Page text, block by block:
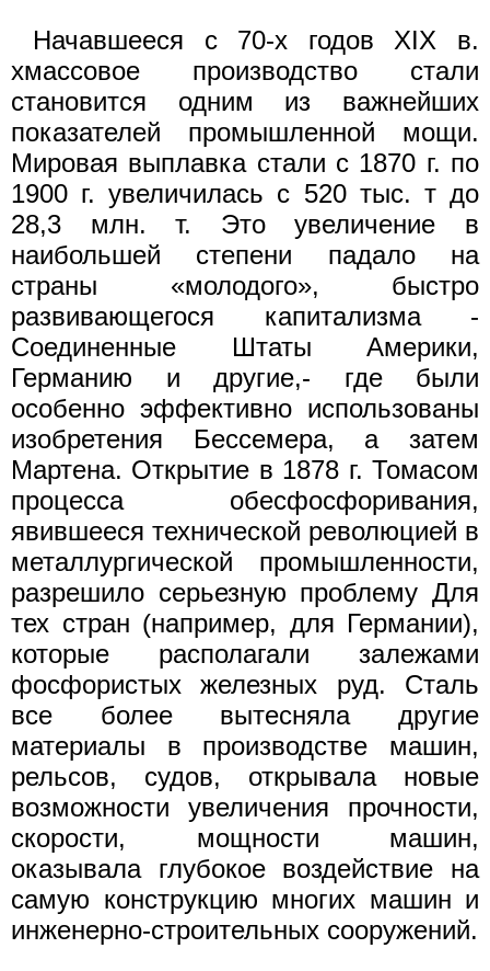
Начавшееся с 70-х годов XIX в.
хмассовое производство стали
становится одним из важнейших
показателей промышленной мощи.
Мировая выплавка стали с 1870 г. по
1900 г. увеличилась с 520 тыс. т до
28,3 млн. т. Это увеличение в
наибольшей степени падало на
страны «молодого», быстро
развивающегося капитализма -
Соединенные Штаты Америки,
Германию и другие,- где были
особенно эффективно использованы
изобретения Бессемера, а затем
Мартена. Открытие в 1878 г. Томасом
процесса обесфосфоривания,
явившееся технической революцией в
металлургической промышленности,
разрешило серьезную проблему Для
тех стран (например, для Германии),
которые располагали залежами
фосфористых железных руд. Сталь
все более вытесняла другие
материалы в производстве машин,
рельсов, судов, открывала новые
возможности увеличения прочности,
скорости, мощности машин,
оказывала глубокое воздействие на
самую конструкцию многих машин и
инженерно-строительных сооружений.